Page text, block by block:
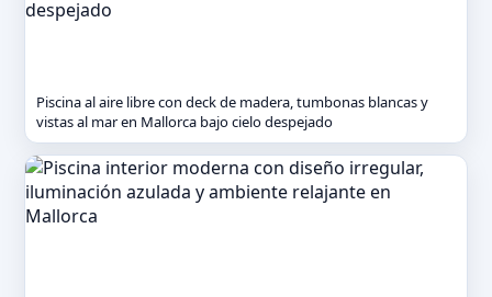
Piscina al aire libre con deck de madera, tumbonas blancas y
vistas al mar en Mallorca bajo cielo despejado